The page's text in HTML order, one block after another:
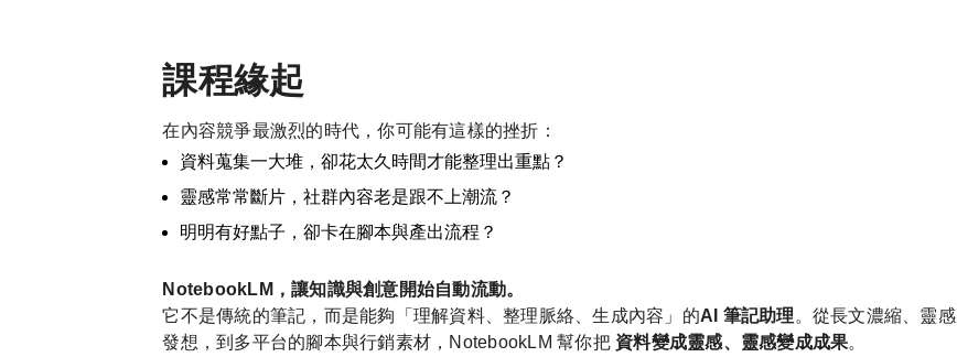
課程緣起
在內容競爭最激烈的時代，你可能有這樣的挫折：
資料蒐集一大堆，卻花太久時間才能整理出重點？
靈感常常斷片，社群內容老是跟不上潮流？
明明有好點子，卻卡在腳本與產出流程？
NotebookLM ，讓知識與創意開始自動流動。
它不是傳統的筆記，而是能夠「理解資料、整理脈絡、生成內容」的AI 筆記助理 。從長文濃縮、靈感
發想，到多平台的腳本與行銷素材， NotebookLM 幫你把 資料變成靈感、靈感變成成果。